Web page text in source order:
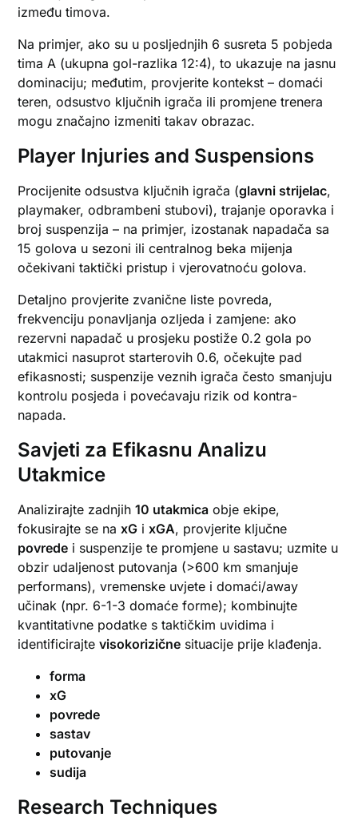
između timova.
Na primjer, ako su u posljednjih 6 susreta 5 pobjeda
tima A (ukupna gol-razlika 12:4), to ukazuje na jasnu
dominaciju; međutim, provjerite kontekst – domaći
teren, odsustvo ključnih igrača ili promjene trenera
mogu značajno izmeniti takav obrazac.
Player Injuries and Suspensions
Procijenite odsustva ključnih igrača (glavni strijelac,
playmaker, odbrambeni stubovi), trajanje oporavka i
broj suspenzija – na primjer, izostanak napadača sa
15 golova u sezoni ili centralnog beka mijenja
očekivani taktički pristup i vjerovatnoću golova.
Detaljno provjerite zvanične liste povreda,
frekvenciju ponavljanja ozljeda i zamjene: ako
rezervni napadač u prosjeku postiže 0.2 gola po
utakmici nasuprot starterovih 0.6, očekujte pad
efikasnosti; suspenzije veznih igrača često smanjuju
kontrolu posjeda i povećavaju rizik od kontra-
napada.
Savjeti za Efikasnu Analizu
Utakmice
Analizirajte zadnjih10 utakmica obje ekipe,
fokusirajte se naxG ixGA, provjerite ključne
povrede i suspenzije te promjene u sastavu; uzmite u
obzir udaljenost putovanja (>600 km smanjuje
performans), vremenske uvjete i domaći/away
učinak (npr. 6-1-3 domaće forme); kombinujte
kvantitativne podatke s taktičkim uvidima i
identificirajtevisokorizične situacije prije klađenja.
forma
xG
povrede
sastav
putovanje
sudija
Research Techniques